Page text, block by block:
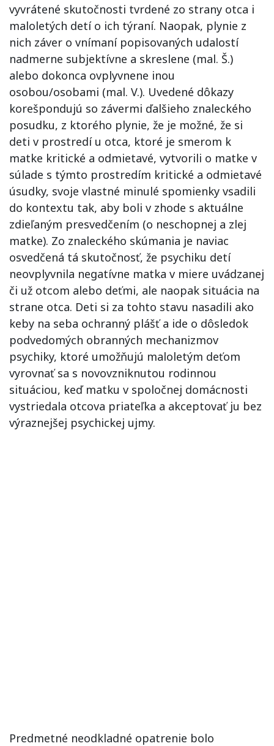
vyvrátené skutočnosti tvrdené zo strany otca i
maloletých detí o ich týraní. Naopak, plynie z
nich záver o vnímaní popisovaných udalostí
nadmerne subjektívne a skreslene (mal. Š.)
alebo dokonca ovplyvnene inou
osobou/osobami (mal. V.). Uvedené dôkazy
korešpondujú so závermi ďalšieho znaleckého
posudku, z ktorého plynie, že je možné, že si
deti v prostredí u otca, ktoré je smerom k
matke kritické a odmietavé, vytvorili o matke v
súlade s týmto prostredím kritické a odmietavé
úsudky, svoje vlastné minulé spomienky vsadili
do kontextu tak, aby boli v zhode s aktuálne
zdieľaným presvedčením (o neschopnej a zlej
matke). Zo znaleckého skúmania je naviac
osvedčená tá skutočnosť, že psychiku detí
neovplyvnila negatívne matka v miere uvádzanej
či už otcom alebo deťmi, ale naopak situácia na
strane otca. Deti si za tohto stavu nasadili ako
keby na seba ochranný plášť a ide o dôsledok
podvedomých obranných mechanizmov
psychiky, ktoré umožňujú maloletým deťom
vyrovnať sa s novovzniknutou rodinnou
situáciou, keď matku v spoločnej domácnosti
vystriedala otcova priateľka a akceptovať ju bez
výraznejšej psychickej ujmy.
Predmetné neodkladné opatrenie bolo